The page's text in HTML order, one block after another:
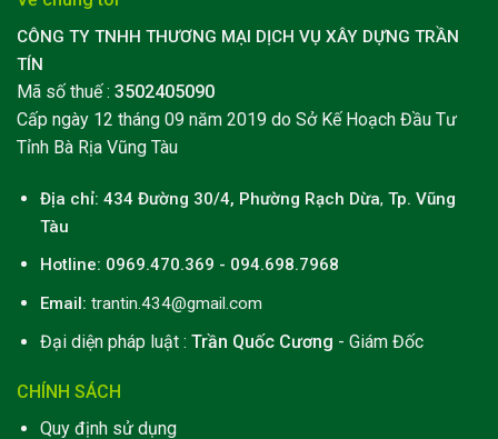
CÔNG TY TNHH THƯƠNG MẠI DỊCH VỤ XÂY DỰNG TRẦN
TÍN
Mã số thuế : 3502405090
Cấp ngày 12 tháng 09 năm 2019 do Sở Kế Hoạch Đầu Tư
Tỉnh Bà Rịa Vũng Tàu
Địa chỉ: 434 Đường 30/4, Phường Rạch Dừa, Tp. Vũng
Tàu
Hotline: 0969.470.369 - 094.698.7968
Email: trantin.434@gmail.com
Đại diện pháp luật : Trần Quốc Cương - Giám Đốc
CHÍNH SÁCH
Quy định sử dụng